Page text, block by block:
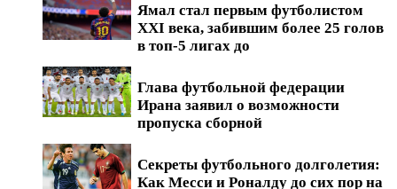
Ямал стал первым футболистом
XXI века, забившим более 25 голов
в топ-5 лигах до
Глава футбольной федерации
Ирана заявил о возможности
пропуска сборной
Секреты футбольного долголетия:
Как Месси и Роналду до сих пор на